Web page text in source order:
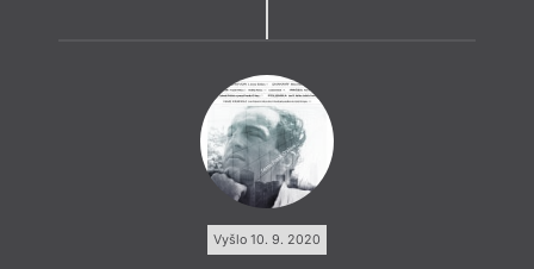
Vyšlo 10. 9. 2020